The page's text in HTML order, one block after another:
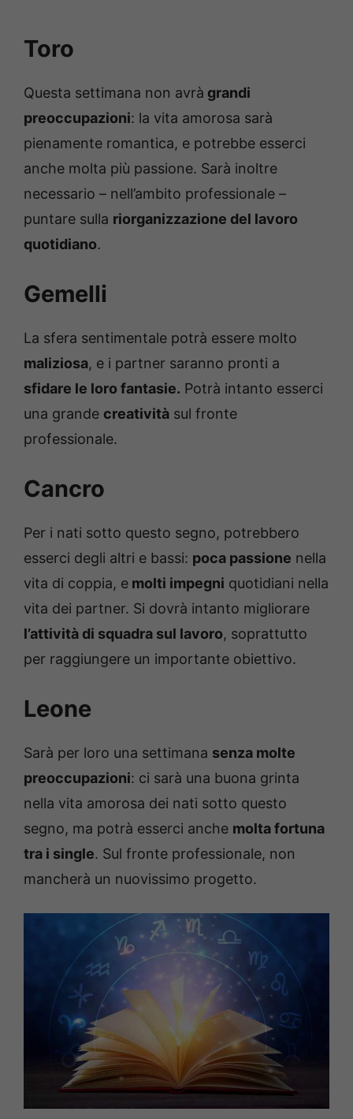
Toro
Questa settimana non avrà grandi
preoccupazioni: la vita amorosa sarà
pienamente romantica, e potrebbe esserci
anche molta più passione. Sarà inoltre
necessario – nell’ambito professionale –
puntare sulla riorganizzazione del lavoro
quotidiano.
Gemelli
La sfera sentimentale potrà essere molto
maliziosa, e i partner saranno pronti a
sfidare le loro fantasie. Potrà intanto esserci
una grande creatività sul fronte
professionale.
Cancro
Per i nati sotto questo segno, potrebbero
esserci degli altri e bassi: poca passione nella
vita di coppia, e molti impegni quotidiani nella
vita dei partner. Si dovrà intanto migliorare
l’attività di squadra sul lavoro, soprattutto
per raggiungere un importante obiettivo.
Leone
Sarà per loro una settimana senza molte
preoccupazioni: ci sarà una buona grinta
nella vita amorosa dei nati sotto questo
segno, ma potrà esserci anche molta fortuna
tra i single. Sul fronte professionale, non
mancherà un nuovissimo progetto.